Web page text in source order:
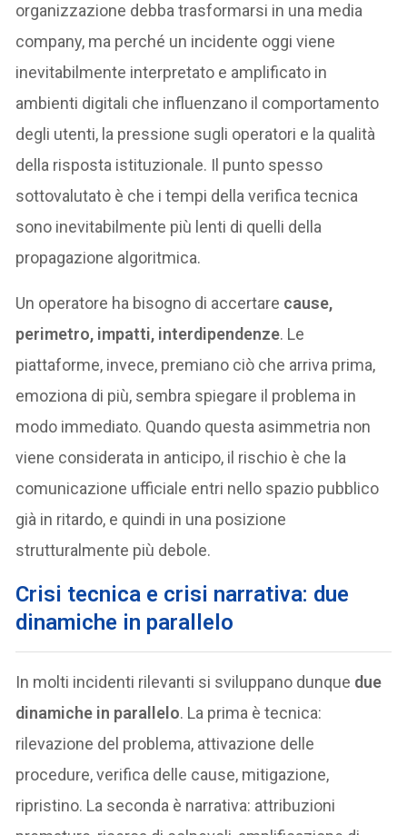
organizzazione debba trasformarsi in una media
company, ma perché un incidente oggi viene
inevitabilmente interpretato e amplificato in
ambienti digitali che influenzano il comportamento
degli utenti, la pressione sugli operatori e la qualità
della risposta istituzionale. Il punto spesso
sottovalutato è che i tempi della verifica tecnica
sono inevitabilmente più lenti di quelli della
propagazione algoritmica.
Un operatore ha bisogno di accertare cause,
perimetro, impatti, interdipendenze. Le
piattaforme, invece, premiano ciò che arriva prima,
emoziona di più, sembra spiegare il problema in
modo immediato. Quando questa asimmetria non
viene considerata in anticipo, il rischio è che la
comunicazione ufficiale entri nello spazio pubblico
già in ritardo, e quindi in una posizione
strutturalmente più debole.
Crisi tecnica e crisi narrativa: due
dinamiche in parallelo
In molti incidenti rilevanti si sviluppano dunque due
dinamiche in parallelo. La prima è tecnica:
rilevazione del problema, attivazione delle
procedure, verifica delle cause, mitigazione,
ripristino. La seconda è narrativa: attribuzioni